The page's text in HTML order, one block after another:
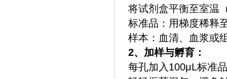
将试剂盒平衡至室温
标准品‌：用梯度稀释
样本‌：血清、血浆或
‌2、加样与孵育‌：
每孔加入100μL标准